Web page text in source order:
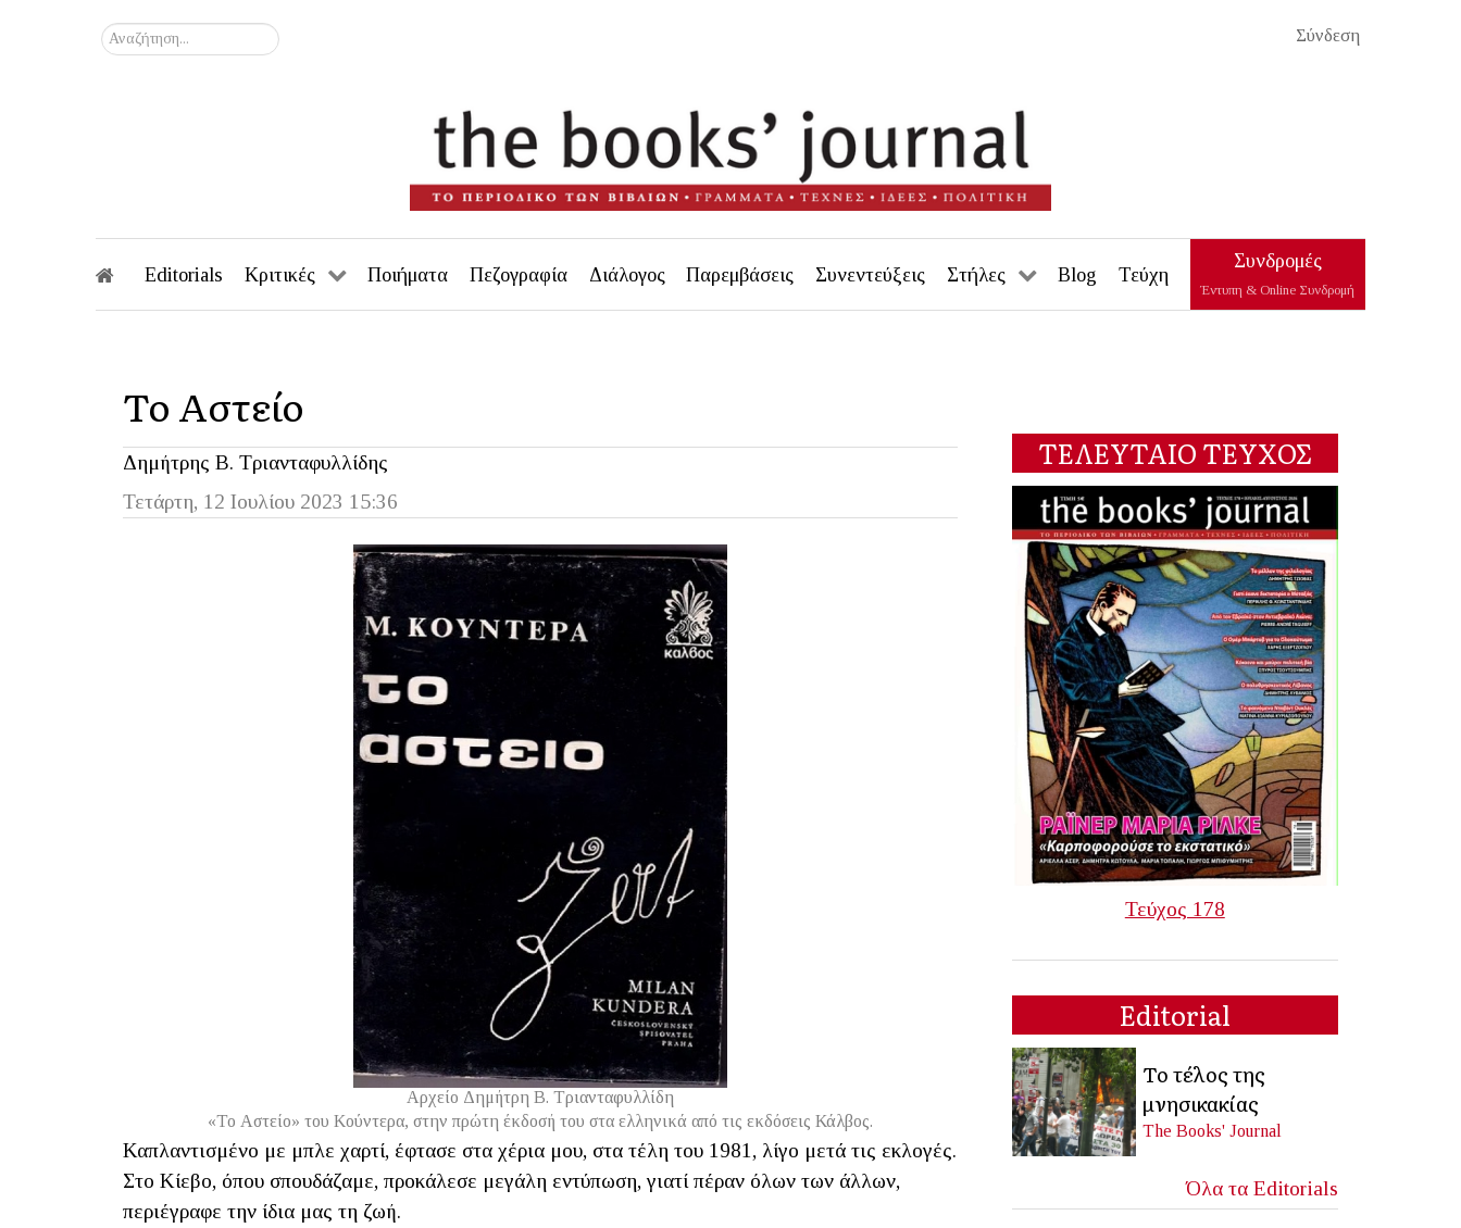
Σύνδεση
Αναζήτηση...
Editorials Κριτικές Ποιήματα Πεζογραφία Διάλογος Παρεμβάσεις Συνεντεύξεις Στήλες Blog Τεύχη
Συνδρομές
Έντυπη & Online Συνδρομή
Το Αστείο
Δημήτρης Β. Τριανταφυλλίδης
Τετάρτη, 12 Ιουλίου 2023 15:36
Αρχείο Δημήτρη Β. Τριανταφυλλίδη
«Το Αστείο» του Κούντερα, στην πρώτη έκδοσή του στα ελληνικά από τις εκδόσεις Κάλβος.
Καπλαντισμένο με μπλε χαρτί, έφτασε στα χέρια μου, στα τέλη του 1981, λίγο μετά τις εκλογές.
Στο Κίεβο, όπου σπουδάζαμε, προκάλεσε μεγάλη εντύπωση, γιατί πέραν όλων των άλλων,
περιέγραφε την ίδια μας τη ζωή.
ΤΕΛΕΥΤΑΙΟ ΤΕΥΧΟΣ
Τεύχος 178
Editorial
Το τέλος της
μνησικακίας
The Books' Journal
Όλα τα Editorials